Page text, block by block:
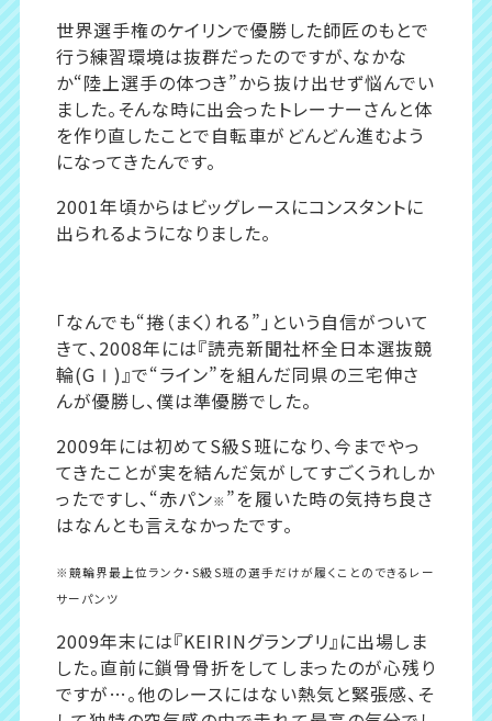
世界選手権のケイリンで優勝した師匠のもとで
行う練習環境は抜群だったのですが、なかな
か“陸上選手の体つき”から抜け出せず悩んでい
ました。そんな時に出会ったトレーナーさんと体
を作り直したことで自転車がどんどん進むよう
になってきたんです。
2001年頃からはビッグレースにコンスタントに
出られるようになりました。
「なんでも“捲（まく）れる”」という自信がついて
きて、2008年には『読売新聞社杯全日本選抜競
輪(GⅠ)』で“ライン”を組んだ同県の三宅伸さ
んが優勝し、僕は準優勝でした。
2009年には初めてS級S班になり、今までやっ
てきたことが実を結んだ気がしてすごくうれしか
ったですし、“赤パン※ ”を履いた時の気持ち良さ
はなんとも言えなかったです。
※競輪界最上位ランク・S級S班の選手だけが履くことのできるレー
サーパンツ
2009年末には『KEIRINグランプリ』に出場しま
した。直前に鎖骨骨折をしてしまったのが心残り
ですが…。他のレースにはない熱気と緊張感、そ